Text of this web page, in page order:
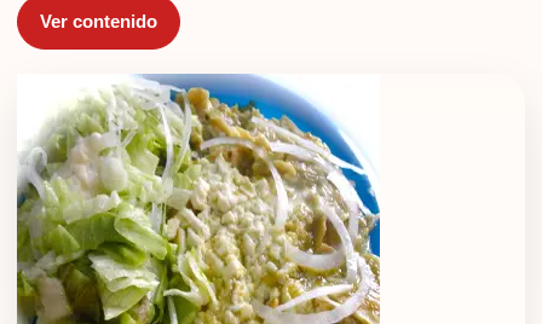
Ver contenido